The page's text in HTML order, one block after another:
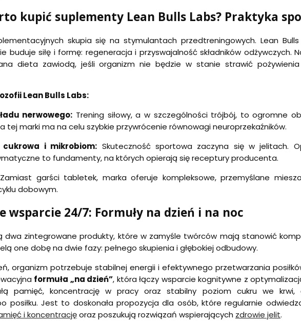
kupić suplementy Lean Bulls Labs? Praktyka
skupia się na stymulantach przedtreningowych. Lean
buduje siłę i formę: regeneracja i przyswajalność składników odżywczych.
dieta zawiodą, jeśli organizm nie będzie w stanie strawić
Lean Bulls Labs:
nerwowego: Trening siłowy, a w szczególności trójbój, to ogromne
tej marki ma na celu szybkie przywrócenie równowagi neuroprzekaźników.
cukrowa i mikrobiom: Skuteczność sportowa zaczyna się w jelitach.
to fundamenty, na których opierają się receptury producenta.
Zamiast garści tabletek, marka oferuje kompleksowe, przemyślane
dobowym.
wsparcie 24/7: Formuły na dzień i na noc
dwa zintegrowane produkty, które w zamyśle twórców mają stanowić
one dobę na dwie fazy: pełnego skupienia i głębokiej odbudowy.
organizm potrzebuje stabilnej energii i efektywnego przetwarzania
formuła „na dzień”, która łączy wsparcie kognitywne z
pamięć, koncentrację w pracy oraz stabilny poziom cukru we krwi,
posiłku. Jest to doskonała propozycja dla osób, które regularnie
i koncentracjęoraz poszukują rozwiązań wspierających zdrowie jelit.